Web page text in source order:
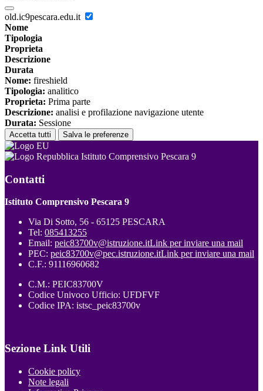
old.ic9pescara.edu.it
Nome
Tipologia
Proprieta
Descrizione
Durata
Nome: fireshield
Tipologia: analitico
Proprieta: Prima parte
Descrizione: analisi e profilazione navigazione utente
Durata: Sessione
Accetta tutti Salva le preferenze
Istituto Comprensivo Pescara 9
Contatti
Istituto Comprensivo Pescara 9
Via Di Sotto, 56 - 65125 PESCARA
Tel: 085413255
Email: peic83700v@istruzione.itLink per inviare una mail
PEC: peic83700v@pec.istruzione.itLink per inviare una mail
C.F.: 91116960682
C.M.: PEIC83700V
Codice Univoco Ufficio: UFDFVF
Codice IPA: istsc_peic83700v
Sezione Link Utili
Cookie policy
Note legali